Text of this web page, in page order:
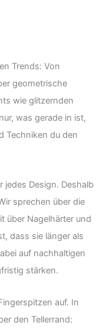
Trends: Von
geometrische
wie glitzernden
was gerade in ist,
Techniken du den
jedes Design. Deshalb
sprechen über die
über Nagelhärter und
dass sie länger als
auf nachhaltigen
stärken.
auf. In
den Tellerrand: